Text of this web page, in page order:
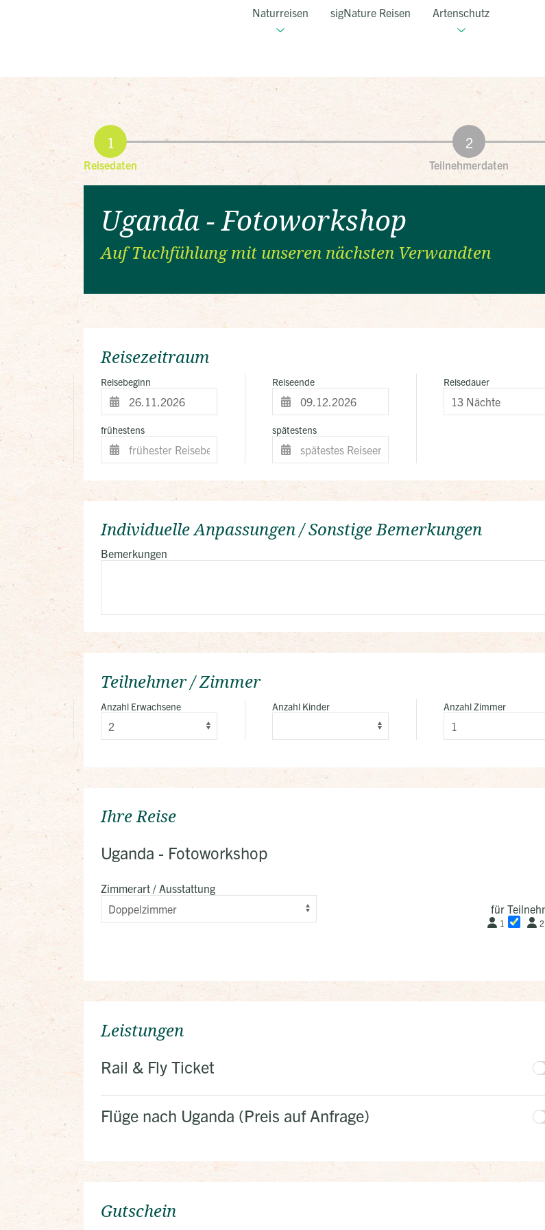
Naturreisen sigNature Reisen Artenschutz